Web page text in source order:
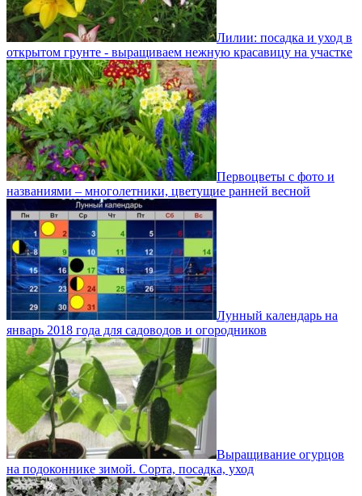
Лилии: посадка и уход в
открытом грунте - выращиваем нежную красавицу на участке
Первоцветы с фото и
названиями – многолетники, цветущие ранней весной
Лунный календарь на
январь 2018 года для садоводов и огородников
Выращивание огурцов
на подоконнике зимой. Сорта, посадка, уход